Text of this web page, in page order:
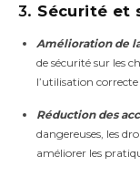
3. Sécurité et
Amélioration de
de sécurité sur les
l’utilisation
Réduction des
dangereuses, les
améliorer les